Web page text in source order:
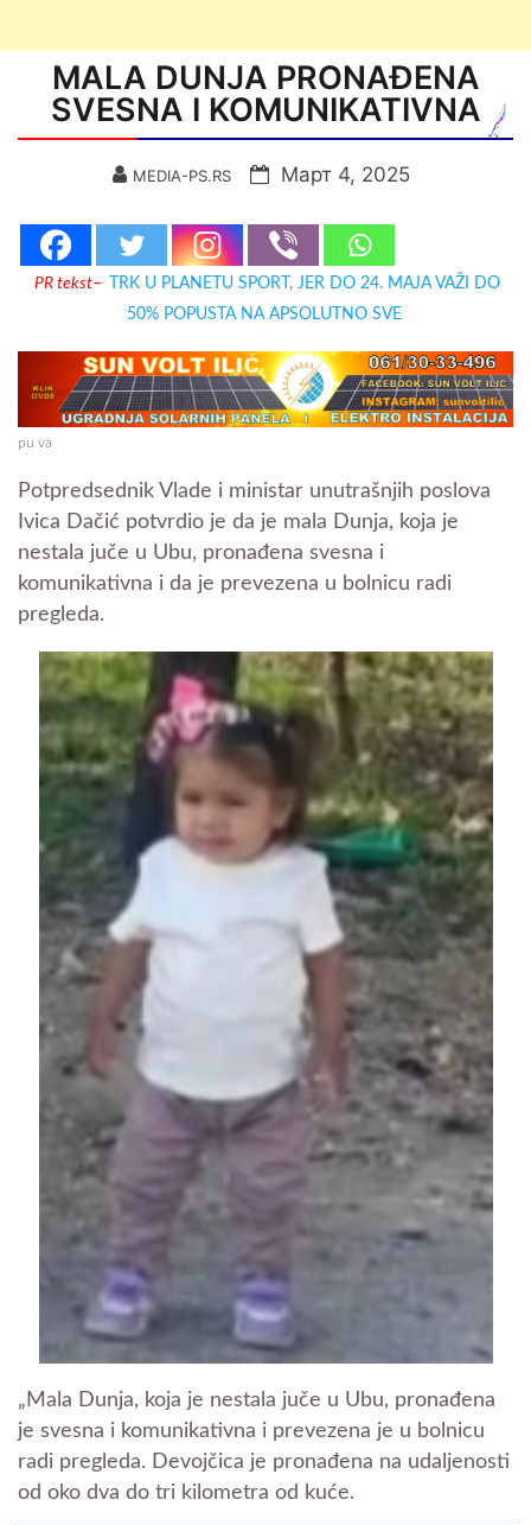
MALA DUNJA PRONAĐENA
SVESNA I KOMUNIKATIVNA
MEDIA-PS.RS Март 4, 2025
PR tekst–
TRK U PLANETU SPORT, JER DO 24. MAJA VAŽI DO
50% POPUSTA NA APSOLUTNO SVE
pu va
Potpredsednik Vlade i ministar unutrašnjih poslova
Ivica Dačić potvrdio je da je mala Dunja, koja je
nestala juče u Ubu, pronađena svesna i
komunikativna i da je prevezena u bolnicu radi
pregleda.
„Mala Dunja, koja je nestala juče u Ubu, pronađena
je svesna i komunikativna i prevezena je u bolnicu
radi pregleda. Devojčica je pronađena na udaljenosti
od oko dva do tri kilometra od kuće.